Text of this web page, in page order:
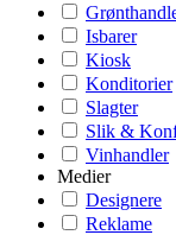
Isbarer
Kiosk
Konditorier
Slagter
Slik &
Vinhandler
Medier
Designere
Reklame